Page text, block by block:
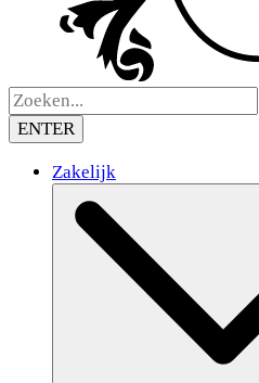
ENTER
Zakelijk